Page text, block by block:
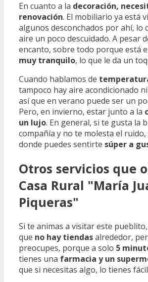
En cuanto a la decoración,
renovación. El mobiliario ya está
algunos desconchados por ahí, lo
aire un poco descuidado. A pesar
encanto, sobre todo porque está
muy tranquilo, lo que le da un
Cuando hablamos de
tampoco hay aire acondicionado
así que en verano puede ser un
Pero, en invierno, estar junto a la
un lujo. En general, si te gusta la
compañía y no te molesta el
donde puedes sentirte súper a
Otros servicios que
Casa Rural "María
Piqueras"
Si te animas a visitar este
que no hay tiendasalrededor,
preocupes, porque a solo 5
tienes una farmacia y un
que si necesitas algo, lo tienes